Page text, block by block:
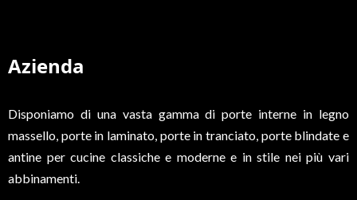
Azienda
Disponiamo di una vasta gamma di porte interne in legno
massello, porte in laminato, porte in tranciato, porte blindate e
antine per cucine classiche e moderne e in stile nei più vari
abbinamenti.